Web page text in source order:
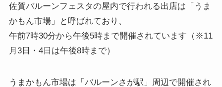
佐賀バルーンフェスタの屋内で行われる出店は「うま
かもん市場」と呼ばれており、
午前7時30分から午後5時まで開催されています（※11
月3日・4日は午後8時まで）
うまかもん市場は「バルーンさが駅」周辺で開催され